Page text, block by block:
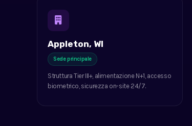
Appleton, WI
Sede principale
Struttura Tier III+, alimentazione N+1, accesso
biometrico, sicurezza on-site 24/7.